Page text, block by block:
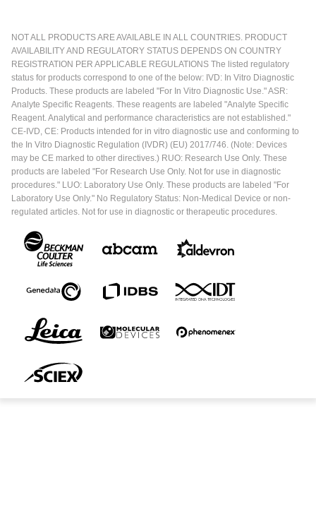
NOT ALL PRODUCTS ARE AVAILABLE IN ALL COUNTRIES. PRODUCT
AVAILABILITY AND REGULATORY STATUS DEPENDS ON COUNTRY
REGISTRATION PER APPLICABLE REGULATIONS The listed regulatory
status for products correspond to one of the below: IVD: In Vitro Diagnostic
Products. These products are labeled "For In Vitro Diagnostic Use." ASR:
Analyte Specific Reagents. These reagents are labeled "Analyte Specific
Reagent. Analytical and performance characteristics are not established."
CE-IVD, CE: Products intended for in vitro diagnostic use and conforming to
the In Vitro Diagnostic Regulation (IVDR) (EU) 2017/746. (Note: Devices
may be CE marked to other directives.) RUO: Research Use Only. These
products are labeled "For Research Use Only. Not for use in diagnostic
procedures." LUO: Laboratory Use Only. These products are labeled "For
Laboratory Use Only." No Regulatory Status: Non-Medical Device or non-
regulated articles. Not for use in diagnostic or therapeutic procedures.